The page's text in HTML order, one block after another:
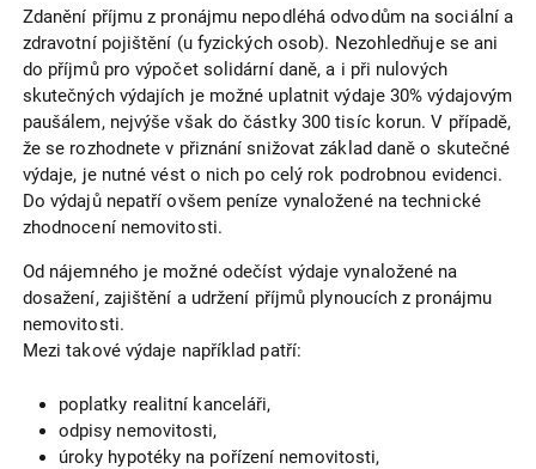
Zdanění příjmu z pronájmu nepodléhá odvodům na sociální a
zdravotní pojištění (u fyzických osob). Nezohledňuje se ani
do příjmů pro výpočet solidární daně, a i při nulových
skutečných výdajích je možné uplatnit výdaje 30% výdajovým
paušálem, nejvýše však do částky 300 tisíc korun. V případě,
že se rozhodnete v přiznání snižovat základ daně o skutečné
výdaje, je nutné vést o nich po celý rok podrobnou evidenci.
Do výdajů nepatří ovšem peníze vynaložené na technické
zhodnocení nemovitosti.
Od nájemného je možné odečíst výdaje vynaložené na
dosažení, zajištění a udržení příjmů plynoucích z pronájmu
nemovitosti.
Mezi takové výdaje například patří:
poplatky realitní kanceláři,
odpisy nemovitosti,
úroky hypotéky na pořízení nemovitosti,